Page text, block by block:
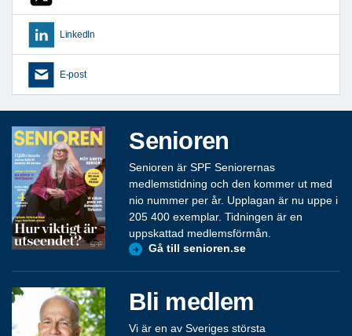
LinkedIn
E-post
Senioren
Senioren är SPF Seniorernas
medlemstidning och den kommer ut med
nio nummer per år. Upplagan är nu uppe i
205 400 exemplar. Tidningen är en
uppskattad medlemsförmån.
Gå till senioren.se
Bli medlem
Vi är en av Sveriges största